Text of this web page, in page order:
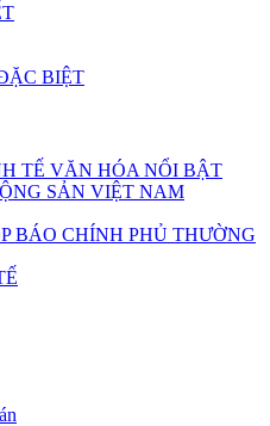
BIỆT
TẾ VĂN HÓA NỔI BẬT
SẢN VIỆT NAM
BÁO CHÍNH PHỦ THƯỜNG